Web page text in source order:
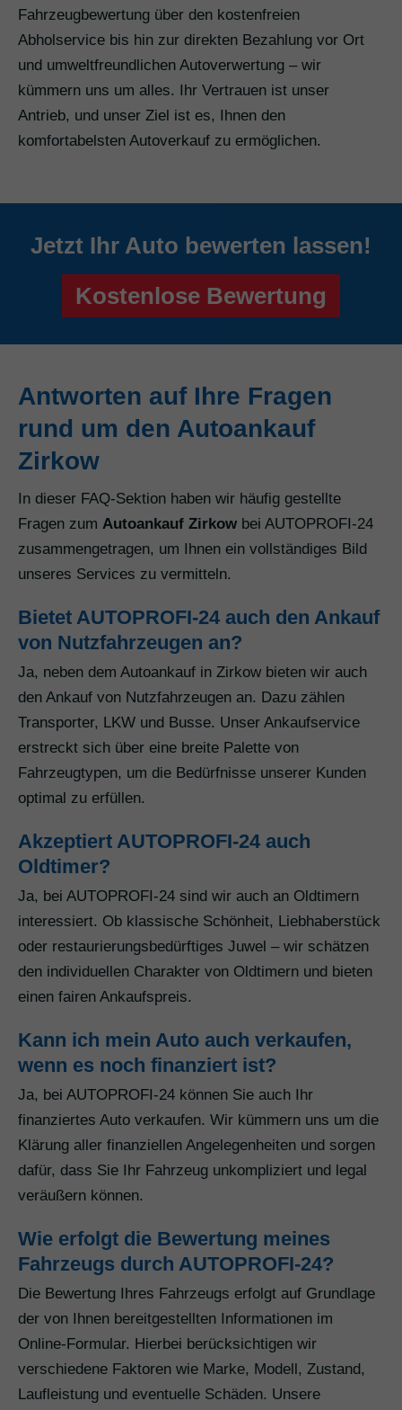
Fahrzeugbewertung über den kostenfreien
Abholservice bis hin zur direkten Bezahlung vor Ort
und umweltfreundlichen Autoverwertung – wir
kümmern uns um alles. Ihr Vertrauen ist unser
Antrieb, und unser Ziel ist es, Ihnen den
komfortabelsten Autoverkauf zu ermöglichen.
Jetzt Ihr Auto bewerten lassen!
Kostenlose Bewertung
Antworten auf Ihre Fragen
rund um den Autoankauf
Zirkow
In dieser FAQ-Sektion haben wir häufig gestellte
Fragen zum Autoankauf Zirkow bei AUTOPROFI-24
zusammengetragen, um Ihnen ein vollständiges Bild
unseres Services zu vermitteln.
Bietet AUTOPROFI-24 auch den Ankauf
von Nutzfahrzeugen an?
Ja, neben dem Autoankauf in Zirkow bieten wir auch
den Ankauf von Nutzfahrzeugen an. Dazu zählen
Transporter, LKW und Busse. Unser Ankaufservice
erstreckt sich über eine breite Palette von
Fahrzeugtypen, um die Bedürfnisse unserer Kunden
optimal zu erfüllen.
Akzeptiert AUTOPROFI-24 auch
Oldtimer?
Ja, bei AUTOPROFI-24 sind wir auch an Oldtimern
interessiert. Ob klassische Schönheit, Liebhaberstück
oder restaurierungsbedürftiges Juwel – wir schätzen
den individuellen Charakter von Oldtimern und bieten
einen fairen Ankaufspreis.
Kann ich mein Auto auch verkaufen,
wenn es noch finanziert ist?
Ja, bei AUTOPROFI-24 können Sie auch Ihr
finanziertes Auto verkaufen. Wir kümmern uns um die
Klärung aller finanziellen Angelegenheiten und sorgen
dafür, dass Sie Ihr Fahrzeug unkompliziert und legal
veräußern können.
Wie erfolgt die Bewertung meines
Fahrzeugs durch AUTOPROFI-24?
Die Bewertung Ihres Fahrzeugs erfolgt auf Grundlage
der von Ihnen bereitgestellten Informationen im
Online-Formular. Hierbei berücksichtigen wir
verschiedene Faktoren wie Marke, Modell, Zustand,
Laufleistung und eventuelle Schäden. Unsere